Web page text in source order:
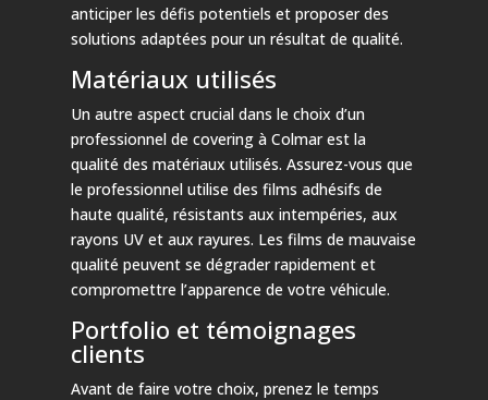
anticiper les défis potentiels et proposer des
solutions adaptées pour un résultat de qualité.
Matériaux utilisés
Un autre aspect crucial dans le choix d’un
professionnel de covering à Colmar est la
qualité des matériaux utilisés. Assurez-vous que
le professionnel utilise des films adhésifs de
haute qualité, résistants aux intempéries, aux
rayons UV et aux rayures. Les films de mauvaise
qualité peuvent se dégrader rapidement et
compromettre l’apparence de votre véhicule.
Portfolio et témoignages
clients
Avant de faire votre choix, prenez le temps